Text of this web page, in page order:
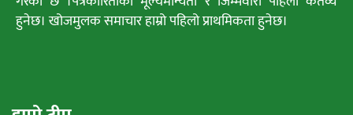
हुनेछ। खोजमुलक समाचार हाम्रो पहिलो प्राथमिकता हुनेछ।